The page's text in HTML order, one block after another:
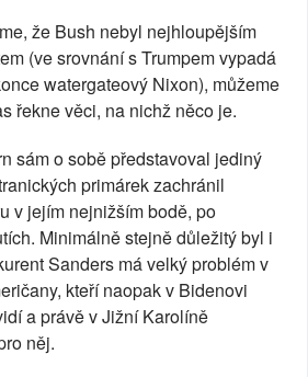
že Bush nebyl nejhloupějším
(ve srovnání s Trumpem vypadá
watergateový Nixon), můžeme
řekne věci, na nichž něco je.
sám o sobě představoval jediný
primárek zachránil
v jejím nejnižším bodě, po
Minimálně stejně důležitý byl i
Sanders má velký problém v
kteří naopak v Bidenovi
a právě v Jižní Karolíně
něj.